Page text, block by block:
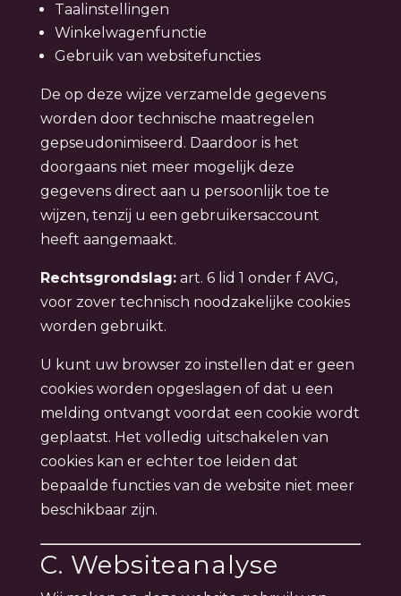
Taalinstellingen
Winkelwagenfunctie
Gebruik van websitefuncties
De op deze wijze verzamelde gegevens
worden door technische maatregelen
gepseudonimiseerd. Daardoor is het
doorgaans niet meer mogelijk deze
gegevens direct aan u persoonlijk toe te
wijzen, tenzij u een gebruikersaccount
heeft aangemaakt.
Rechtsgrondslag:art. 6 lid 1 onder f AVG,
voor zover technisch noodzakelijke cookies
worden gebruikt.
U kunt uw browser zo instellen dat er geen
cookies worden opgeslagen of dat u een
melding ontvangt voordat een cookie wordt
geplaatst. Het volledig uitschakelen van
cookies kan er echter toe leiden dat
bepaalde functies van de website niet meer
beschikbaar zijn.
C. Websiteanalyse